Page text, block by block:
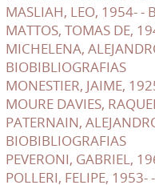
MASLIAH, LEO, 1954- -
MATTOS, TOMAS DE,
MICHELENA,
BIOBIBLIOGRAFIAS
MONESTIER, JAIME,
MOURE DAVIES,
PATERNAIN,
BIOBIBLIOGRAFIAS
PEVERONI, GABRIEL,
POLLERI, FELIPE,